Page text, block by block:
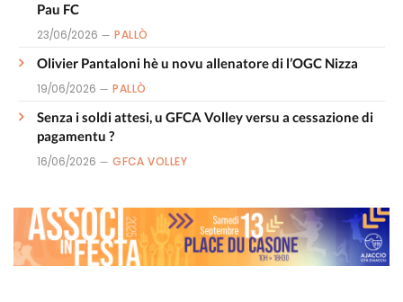
Pau FC
23/06/2026 PALLÒ
Olivier Pantaloni hè u novu allenatore di l’OGC Nizza
19/06/2026 PALLÒ
Senza i soldi attesi, u GFCA Volley versu a cessazione di
pagamentu ?
16/06/2026 GFCA VOLLEY